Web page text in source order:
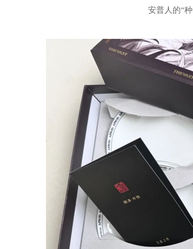
安普人的“